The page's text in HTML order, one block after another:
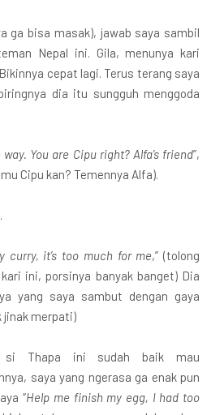
ga bisa masak), jawab saya sambil
Nepal ini. Gila, menunya kari
cepat lagi. Terus terang saya
dia itu sungguh menggoda
You are Cipu right? Alfa’s friend”,
Cipu kan? Temennya Alfa).
curry, it’s too much for me,” (tolong
ini, porsinya banyak banget) Dia
yang saya sambut dengan gaya
jinak merpati)
si Thapa ini sudah baik mau
saya yang ngerasa ga enak pun
“Help me finish my egg, I had too